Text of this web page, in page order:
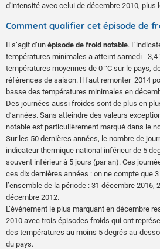
d'intensité avec celui de décembre 2010, plus
Comment qualifier cet épisode de
Il s’agit d’un épisode de froid notable.
températures minimales a atteint samedi - 3,4
températures moyennes de 0 °C sur le pays,
références de saison. Il faut remonter 2014
basse des températures minimales en
Des journées aussi froides sont de plus en
d’années. Sans atteindre des valeurs
notable est particulièrement marqué dans le
Sur les 50 dernières années, le nombre de
indicateur thermique national inférieur de 5
souvent inférieur à 5 jours (par an). Ces
ces dix dernières années : on ne compte que
l’ensemble de la période : 31 décembre 2016,
décembre 2012.
L’événement le plus marquant en décembre
2010 avec trois épisodes froids qui ont
des températures au moins 5 degrés au-
du pays.